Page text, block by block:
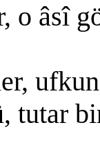
o âsî
tutar